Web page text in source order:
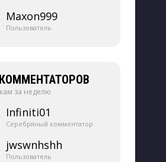
Maxon999
Пользователь
за неделю
Infiniti01
Серебряный комментатор
jwswnhshh
Пользователь